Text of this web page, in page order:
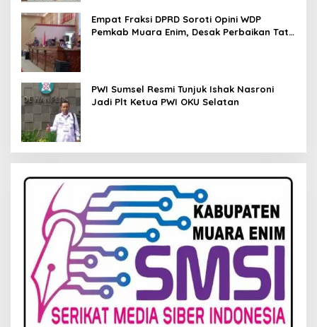
Empat Fraksi DPRD Soroti Opini WDP
Pemkab Muara Enim, Desak Perbaikan Tata
PWI Sumsel Resmi Tunjuk Ishak Nasroni
Jadi Plt Ketua PWI OKU Selatan